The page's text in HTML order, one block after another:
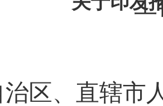
工
区、直辖市